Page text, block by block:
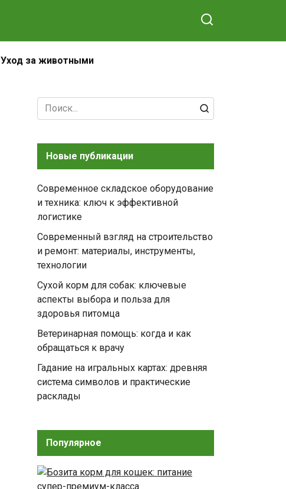
Уход за животными
Search
for:
Новые публикации
Современное складское оборудование
и техника: ключ к эффективной
логистике
Современный взгляд на строительство
и ремонт: материалы, инструменты,
технологии
Сухой корм для собак: ключевые
аспекты выбора и польза для
здоровья питомца
Ветеринарная помощь: когда и как
обращаться к врачу
Гадание на игральных картах: древняя
система символов и практические
расклады
Популярное